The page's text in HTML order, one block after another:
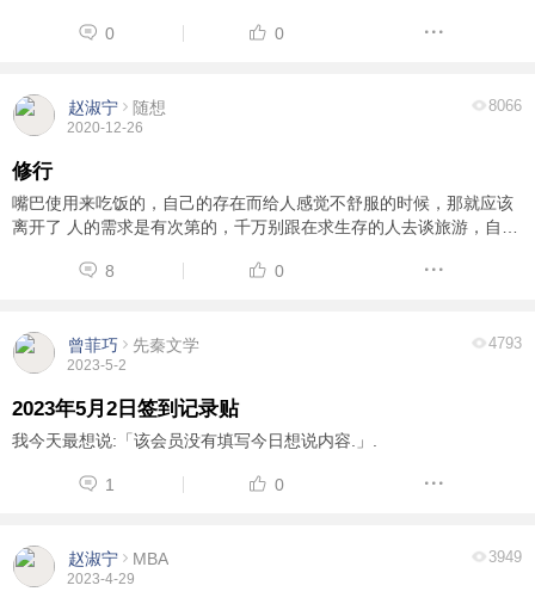
分解为可操作的工作目标的工具，是企业绩效 ...
0 0
赵淑宁 随想
2020-12-26
8066
修行
嘴巴使用来吃饭的，自己的存在而给人感觉不舒服的时候，那就应该
离开了 人的需求是有次第的，千万别跟在求生存的人去谈旅游，自己
8
0
曾菲巧 先秦文学
2023-5-2
4793
2023年5月2日签到记录贴
我今天最想说:「该会员没有填写今日想说内容.」.
1 0
赵淑宁 MBA
2023-4-29
3949